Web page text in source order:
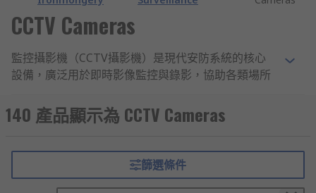
CCTV Cameras
監控攝影機（CCTV攝影機）是現代安防系統的核心
設備，廣泛用於即時影像監控與錄影，協助各類場所
常見的監控攝影機類型
依據安裝環境與功能需求，監視攝影機可分為以下幾
種類型，以因應不同場景的監控需求。
140 產品顯示為 CCTV Cameras
篩選條件